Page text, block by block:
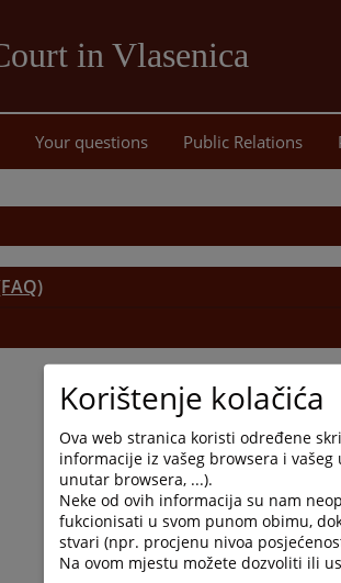
in Vlasenica
main
content
Your questions Public Relations
Korištenje kolačića
Ova web stranica koristi određene
informacije iz vašeg browsera i
unutar browsera, ...).
Neke od ovih informacija su nam
fukcionisati u svom punom obimu,
stvari (npr. procjenu nivoa
Na ovom mjestu možete dozvoliti ili